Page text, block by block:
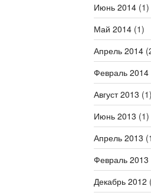
Июнь 2014(1)
Май 2014(1)
Апрель 2014
Февраль 2014
Август 2013 (1)
Июнь 2013 (1)
Апрель 2013
Февраль 2013
Декабрь 2012